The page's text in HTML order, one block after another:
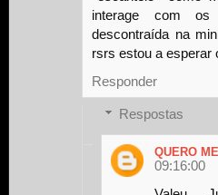
interage com os
descontraída na
rsrs estou a esperar
Responder
Respostas
QUERO
09:16:00